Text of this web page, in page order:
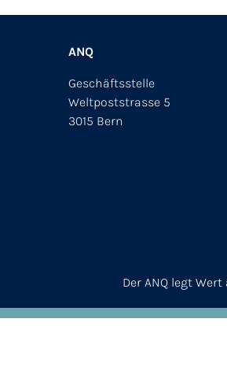
ANQ
Geschäftsstelle
Weltpoststrasse 5
3015 Bern
Der ANQ legt